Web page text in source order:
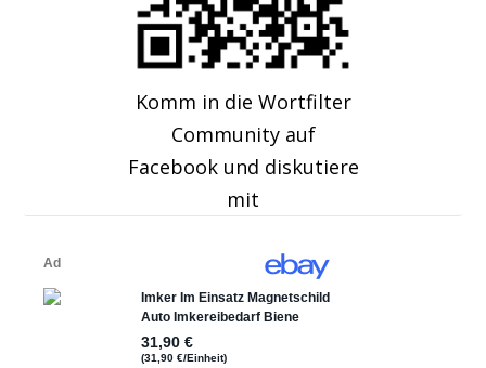
Komm in die Wortfilter
Community auf
Facebook und diskutiere
mit